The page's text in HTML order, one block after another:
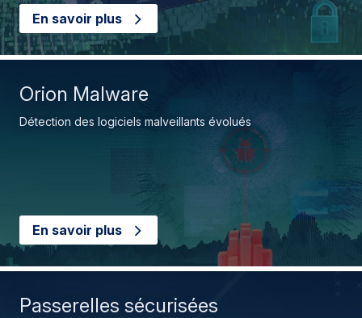
En savoir plus
Orion Malware
Détection des logiciels malveillants évolués
En savoir plus
Passerelles sécurisées